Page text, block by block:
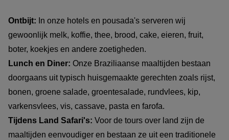
Ontbijt: In onze hotels en pousada's serveren wij
gewoonlijk melk, koffie, thee, brood, cake, eieren, fruit,
boter, koekjes en andere zoetigheden.
Lunch en Diner: Onze Braziliaanse maaltijden bestaan
doorgaans uit typisch huisgemaakte gerechten zoals rijst,
bonen, groene salade, groentesalade, rundvlees, kip,
varkensvlees, vis, cassave, pasta en farofa.
Tijdens Land Safari's: Voor de tours over land zijn de
maaltijden eenvoudiger en bestaan ze uit een traditionele